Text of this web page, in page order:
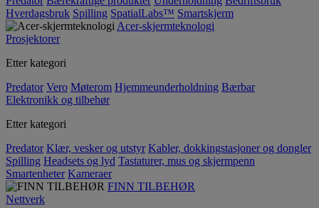
Hverdagsbruk Spilling SpatialLabs™ Smartskjerm
Acer-skjermteknologi
Prosjektorer
Etter kategori
Predator Vero Møterom Hjemmeunderholdning Bærbar
Elektronikk og tilbehør
Etter kategori
Predator Klær, vesker og utstyr Kabler, dokkingstasjoner og dongler
Spilling Headsets og lyd Tastaturer, mus og skjermpenn
Smartenheter Kameraer
FINN TILBEHØR
Nettverk